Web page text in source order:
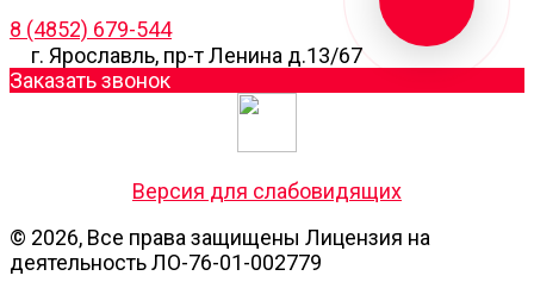
8 (4852) 679-544
г. Ярославль, пр-т Ленина д.13/67
Заказать звонок
Версия для слабовидящих
© 2026, Все права защищены Лицензия на
деятельность ЛО-76-01-002779